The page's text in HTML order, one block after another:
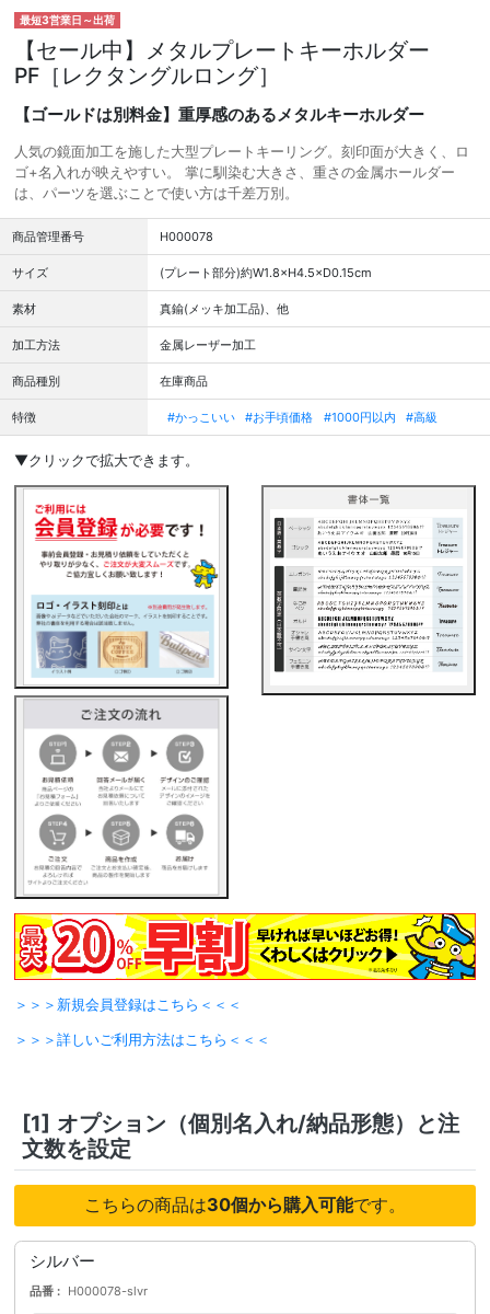
最短3営業日～出荷
【セール中】メタルプレートキーホルダー
PF［レクタングルロング］
【ゴールドは別料金】重厚感のあるメタルキーホルダー
人気の鏡面加工を施した大型プレートキーリング。刻印面が大きく、ロ
ゴ+名入れが映えやすい。 掌に馴染む大きさ、重さの金属ホールダー
は、パーツを選ぶことで使い方は千差万別。
商品管理番号 H000078
サイズ (プレート部分)約W1.8×H4.5×D0.15cm
素材 真鍮(メッキ加工品)、他
加工方法 金属レーザー加工
商品種別 在庫商品
特徴 #かっこいい #お手頃価格 #1000円以内 #高級
▼クリックで拡大できます。
＞＞＞新規会員登録はこちら＜＜＜
＞＞＞詳しいご利用方法はこちら＜＜＜
[1] オプション（個別名入れ/納品形態）と注
文数を設定
こちらの商品は30個から購入可能です。
シルバー
品番 H000078-slvr